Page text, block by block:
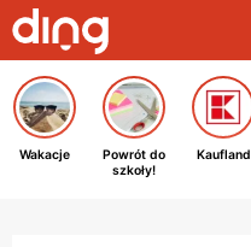
Wakacje
Powrót do
szkoły!
Kaufland